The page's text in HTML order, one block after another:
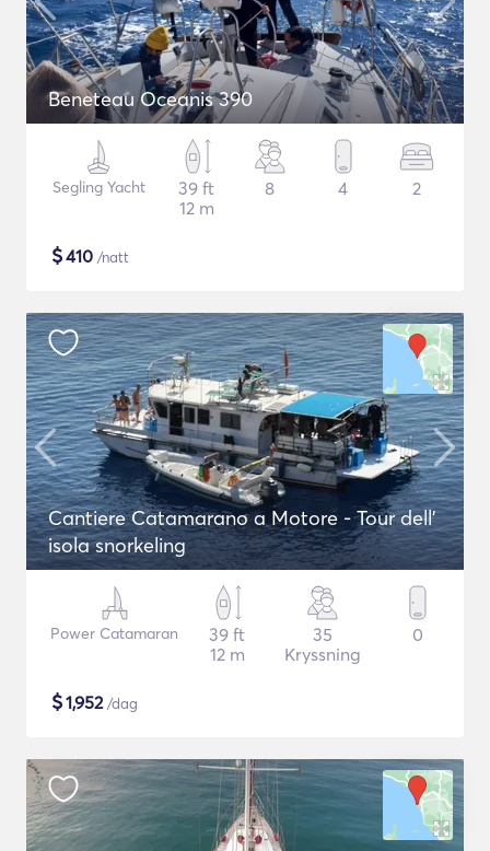
Beneteau Oceanis 390
Segling Yacht
39 ft
12 m
8 4 2
$410 /natt
Cantiere Catamarano a Motore - Tour dell'
isola snorkeling
Power Catamaran
39 ft
12 m
35
Kryssning
0
$1,952/dag